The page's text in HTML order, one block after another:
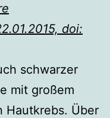
doi:
schwarzer
mit großem
Hautkrebs. Über